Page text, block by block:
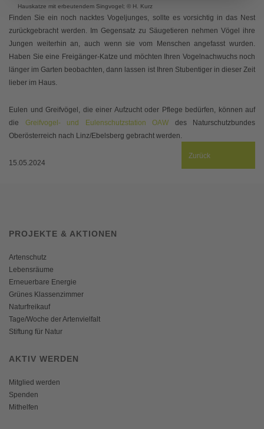
Hauskatze mit erbeutendem Singvogel; © H. Kurz
Finden Sie ein noch nacktes Vogeljunges, sollte es vorsichtig in das Nest
zurückgebracht werden. Im Gegensatz zu Säugetieren nehmen Vögel ihre
Jungen weiterhin an, auch wenn sie vom Menschen angefasst wurden.
Haben Sie eine Freigänger-Katze und möchten Ihren Vogelnachwuchs noch
länger im Garten beobachten, dann lassen ist Ihren Stubentiger in dieser Zeit
lieber im Haus.
Eulen und Greifvögel, die einer Aufzucht oder Pflege bedürfen, können auf
die Greifvogel- und Eulenschutzstation OAW des Naturschutzbundes
Oberösterreich nach Linz/Ebelsberg gebracht werden.
15.05.2024
Zurück
PROJEKTE & AKTIONEN
Artenschutz
Lebensräume
Erneuerbare Energie
Grünes Klassenzimmer
Naturfreikauf
Tage/Woche der Artenvielfalt
Stiftung für Natur
AKTIV WERDEN
Mitglied werden
Spenden
Mithelfen